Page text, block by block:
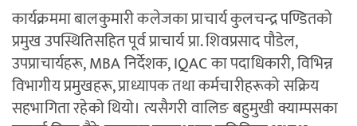
कार्यक्रममा बालकुमारी कलेजका प्राचार्य कुलचन्द्र पण्डितको
प्रमुख उपस्थितिसहित पूर्व प्राचार्य प्रा. शिवप्रसाद पौडेल,
उपप्राचार्यहरू, MBA निर्देशक, IQAC का पदाधिकारी, विभिन्न
विभागीय प्रमुखहरू, प्राध्यापक तथा कर्मचारीहरूको सक्रिय
सहभागिता रहेको थियो। त्यसैगरी वालिङ बहुमुखी क्याम्पसका